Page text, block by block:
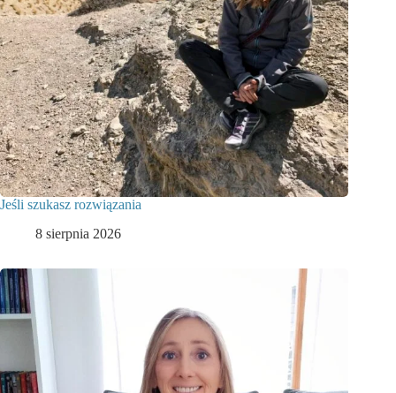
Jeśli szukasz rozwiązania
8 sierpnia 2026